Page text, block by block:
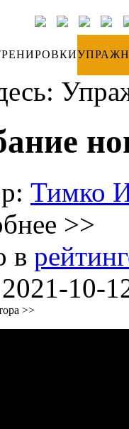
Тимко
>>
в
2021-10-
>>